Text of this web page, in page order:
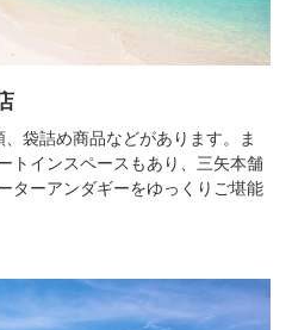
袋詰め商品などがあります。ま
トインスペースもあり、三矢本舗
ターアンダギーをゆっくりご堪能